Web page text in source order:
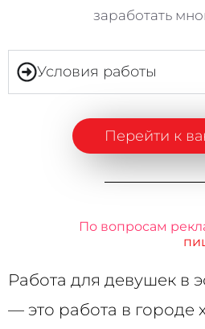
заработать
Условия работы
Перейти к
По вопросам
Работа для девушек в
— это работа в городе